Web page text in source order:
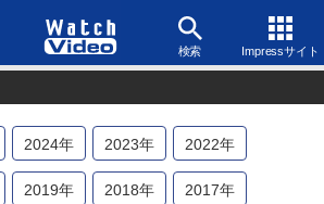
検索 Impressサイト
2024年 2023年 2022年
2019年 2018年 2017年